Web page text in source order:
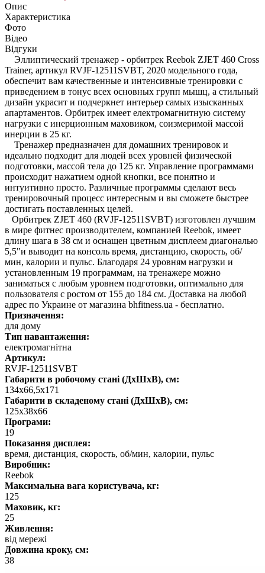
Опис
Характеристика
Фото
Відео
Відгуки
Эллиптический тренажер - орбитрек Reebok ZJET 460 Cross
Trainer, артикул RVJF-12511SVBT, 2020 модельного года,
обеспечит вам качественные и интенсивные тренировки с
приведением в тонус всех основных групп мышц, а стильный
дизайн украсит и подчеркнет интерьер самых изысканных
апартаментов. Орбитрек имеет електромагнитную систему
нагрузки с инерционным маховиком, соизмеримой массой
инерции в 25 кг.
Тренажер предназначен для домашних тренировок и
идеально подходит для людей всех уровней физической
подготовки, массой тела до 125 кг. Управление программами
происходит нажатием одной кнопки, все понятно и
интуитивно просто. Различные программы сделают весь
тренировочный процесс интересным и вы сможете быстрее
достигать поставленных целей.
Орбитрек ZJET 460 (RVJF-12511SVBT) изготовлен лучшим
в мире фитнес производителем, компанией Reebok, имеет
длину шага в 38 см и оснащен цветным дисплеем диагональю
5,5"и выводит на консоль время, дистанцию, скорость, об/
мин, калории и пульс. Благодаря 24 уровням нагрузки и
установленным 19 программам, на тренажере можно
заниматься с любым уровнем подготовки, оптимально для
пользователя с ростом от 155 до 184 см. Доставка на любой
адрес по Украине от магазина bhfitness.ua - бесплатно.
Призначення:
для дому
Тип навантаження:
електромагнітна
Артикул:
RVJF-12511SVBT
Габарити в робочому стані (ДхШхВ), см:
134х66,5х171
Габарити в складеному стані (ДхШхВ), см:
125х38х66
Програми:
19
Показання дисплея:
время, дистанция, скорость, об/мин, калории, пульс
Виробник:
Reebok
Максимальна вага користувача, кг:
125
Маховик, кг:
25
Живлення:
від мережі
Довжина кроку, см:
38